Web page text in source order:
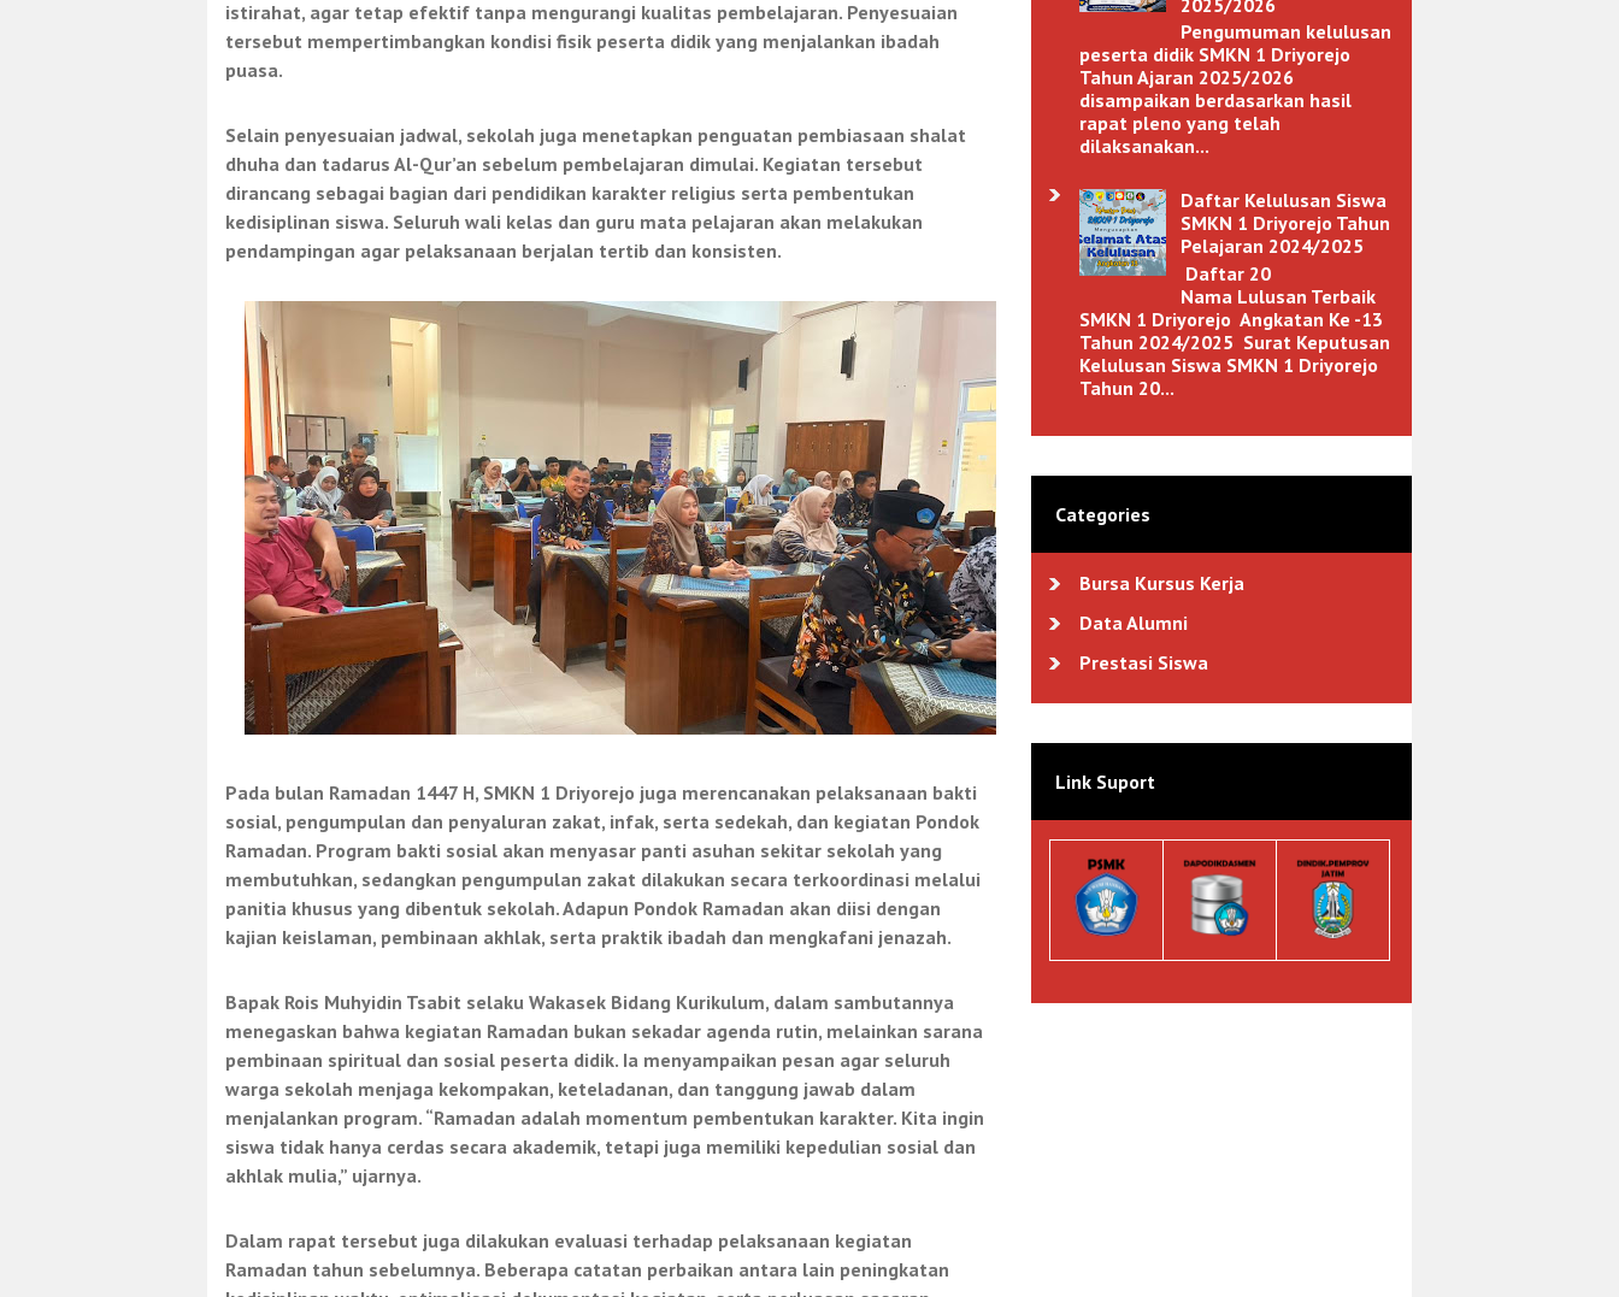
istirahat, agar tetap efektif tanpa mengurangi kualitas pembelajaran. Penyesuaian
tersebut mempertimbangkan kondisi fisik peserta didik yang menjalankan ibadah
puasa.
Selain penyesuaian jadwal, sekolah juga menetapkan penguatan pembiasaan shalat
dhuha dan tadarus Al-Qur’an sebelum pembelajaran dimulai. Kegiatan tersebut
dirancang sebagai bagian dari pendidikan karakter religius serta pembentukan
kedisiplinan siswa. Seluruh wali kelas dan guru mata pelajaran akan melakukan
pendampingan agar pelaksanaan berjalan tertib dan konsisten.
Pada bulan Ramadan 1447 H, SMKN 1 Driyorejo juga merencanakan pelaksanaan bakti
sosial, pengumpulan dan penyaluran zakat, infak, serta sedekah, dan kegiatan Pondok
Ramadan. Program bakti sosial akan menyasar panti asuhan sekitar sekolah yang
membutuhkan, sedangkan pengumpulan zakat dilakukan secara terkoordinasi melalui
panitia khusus yang dibentuk sekolah. Adapun Pondok Ramadan akan diisi dengan
kajian keislaman, pembinaan akhlak, serta praktik ibadah dan mengkafani jenazah.
Bapak Rois Muhyidin Tsabit selaku Wakasek Bidang Kurikulum, dalam sambutannya
menegaskan bahwa kegiatan Ramadan bukan sekadar agenda rutin, melainkan sarana
pembinaan spiritual dan sosial peserta didik. Ia menyampaikan pesan agar seluruh
warga sekolah menjaga kekompakan, keteladanan, dan tanggung jawab dalam
menjalankan program. “Ramadan adalah momentum pembentukan karakter. Kita ingin
siswa tidak hanya cerdas secara akademik, tetapi juga memiliki kepedulian sosial dan
akhlak mulia,” ujarnya.
Dalam rapat tersebut juga dilakukan evaluasi terhadap pelaksanaan kegiatan
Ramadan tahun sebelumnya. Beberapa catatan perbaikan antara lain peningkatan
2025/2026
Pengumuman kelulusan
peserta didik SMKN 1 Driyorejo
Tahun Ajaran 2025/2026
disampaikan berdasarkan hasil
rapat pleno yang telah
dilaksanakan...
Daftar Kelulusan Siswa
SMKN 1 Driyorejo Tahun
Pelajaran 2024/2025
Daftar 20
Nama Lulusan Terbaik
SMKN 1 Driyorejo Angkatan Ke -13
Tahun 2024/2025 Surat Keputusan
Kelulusan Siswa SMKN 1 Driyorejo
Tahun 20...
Categories
Bursa Kursus Kerja
Data Alumni
Prestasi Siswa
Link Suport